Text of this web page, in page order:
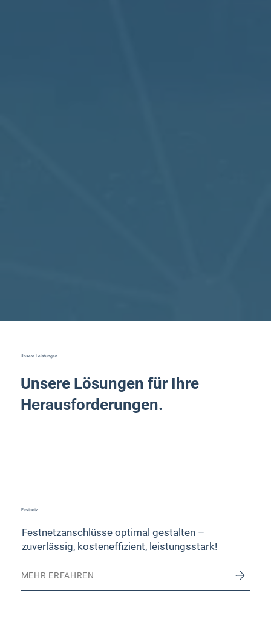
Festnetz
Festnetzanschlüsse optimal gestalten –
zuverlässig, kosteneffizient, leistungsstark!
MEHR ERFAHREN
Unsere Leistungen
Unsere Lösungen für Ihre
Herausforderungen.